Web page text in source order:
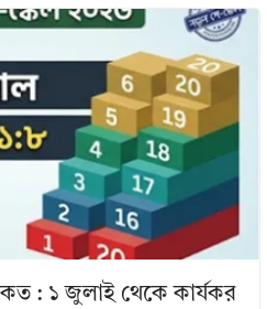
: ১ জুলাই থেকে কার্যকর